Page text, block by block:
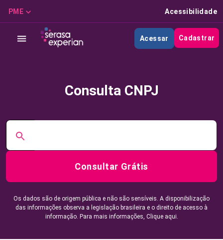
PME Acessibilidade
Acessar Cadastrar
Consulta CNPJ
Consultar Grátis
Os dados são de origem pública e não são sensíveis. A disponibilização
das informações observa a legislação brasileira e o direito de acesso à
informação. Para mais informações, Clique aqui.